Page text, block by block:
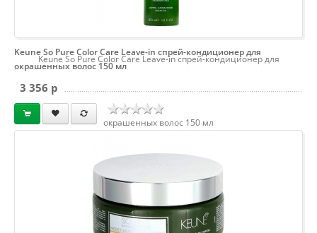
Keune So Pure Color Care Leave-in спрей-кондиционер для
окрашенных волос 150 мл
Keune So Pure Color Care Leave-in спрей-кондиционер для
окрашенных волос 150 мл
3 356 p